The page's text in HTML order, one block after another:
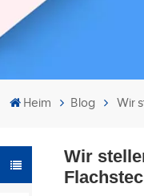
Heim Blog Wir
Wir